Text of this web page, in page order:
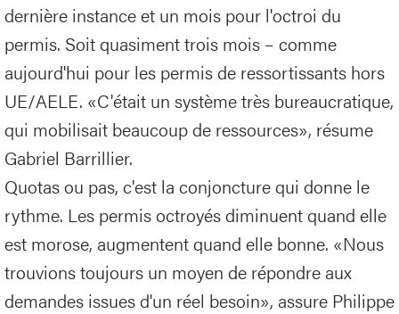
dernière instance et un mois pour l'octroi du
permis. Soit quasiment trois mois – comme
aujourd'hui pour les permis de ressortissants hors
UE/AELE. «C'était un système très bureaucratique,
qui mobilisait beaucoup de ressources», résume
Gabriel Barrillier.
Quotas ou pas, c'est la conjoncture qui donne le
rythme. Les permis octroyés diminuent quand elle
est morose, augmentent quand elle bonne. «Nous
trouvions toujours un moyen de répondre aux
demandes issues d'un réel besoin», assure Philippe